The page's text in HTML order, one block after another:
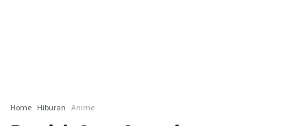
Home Hiburan Anime